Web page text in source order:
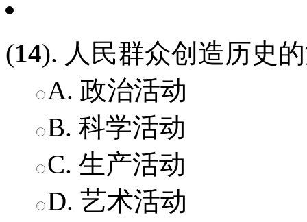
(14). 人民群众创造历史
A. 政治活动
B. 科学活动
C. 生产活动
D. 艺术活动